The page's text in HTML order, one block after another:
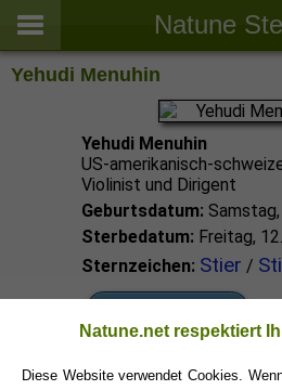
Natune
Yehudi Menuhin
Yehudi Menuhin
US-amerikanisch-
Violinist und Dirigent
Geburtsdatum:
Sterbedatum: Freitag,
Sternzeichen: Stier /
Natune.net respektiert
Diese Website verwendet Cookies.